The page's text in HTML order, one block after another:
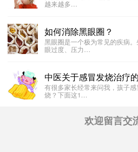
越来越多…
如何消除黑眼圈？
黑眼圈是一个极为常见的疾病
眼过度、压力…
中医关于感冒发烧治疗
有很多家长经常来问我，孩子
烧？下面这1…
欢迎留言交